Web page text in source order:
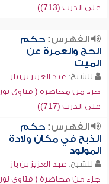
على الدرب (713))
الفهرس:حكم
الحج والعمرة عن
الميت
للشيخ: عبد العزيز بن باز
جزء من محاضرة ( فتاوى نور
على الدرب (717))
الفهرس:حكم
الذبح في مكان ولادة
المولود
للشيخ: عبد العزيز بن باز
جزء من محاضرة ( فتاوى نور